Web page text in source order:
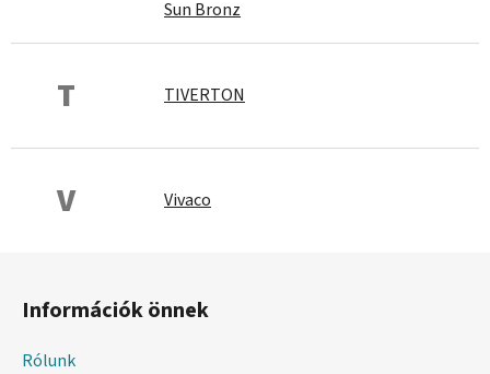
Sun Bronz
T TIVERTON
V Vivaco
Információk önnek
Rólunk